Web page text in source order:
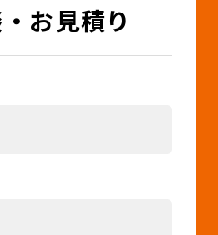
お見積り